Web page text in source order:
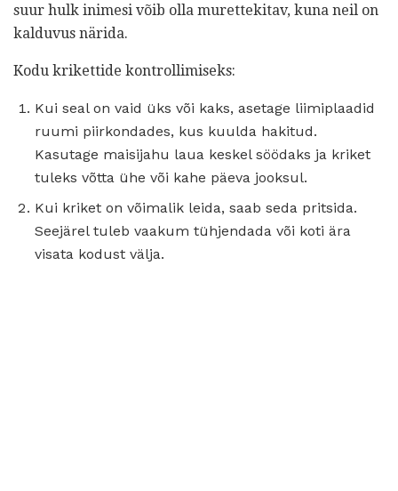
suur hulk inimesi võib olla murettekitav, kuna neil on
kalduvus närida.
Kodu krikettide kontrollimiseks:
Kui seal on vaid üks või kaks, asetage liimiplaadid
ruumi piirkondades, kus kuulda hakitud.
Kasutage maisijahu laua keskel söödaks ja kriket
tuleks võtta ühe või kahe päeva jooksul.
Kui kriket on võimalik leida, saab seda pritsida.
Seejärel tuleb vaakum tühjendada või koti ära
visata kodust välja.